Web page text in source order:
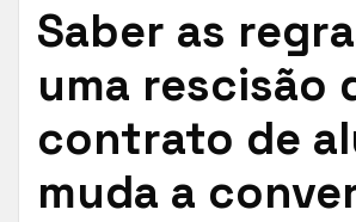
Saber as
uma rescisão
contrato de
muda a